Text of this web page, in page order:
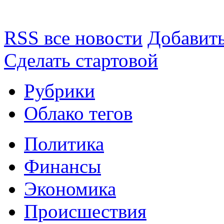
RSS все новости
Сделать стартовой
Рубрики
Облако тегов
Политика
Финансы
Экономика
Происшествия